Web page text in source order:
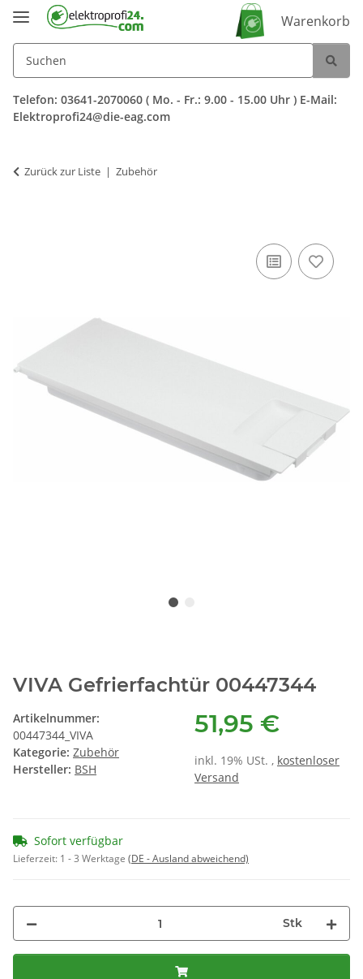
Warenkorb
Telefon: 03641-2070060 ( Mo. - Fr.: 9.00 - 15.00 Uhr ) E-Mail:
Elektroprofi24@die-eag.com
Zurück zur Liste Zubehör
VIVA Gefrierfachtür 00447344
Artikelnummer:
00447344_VIVA
Kategorie: Zubehör
Hersteller: BSH
51,95 €
inkl. 19% USt. , kostenloser
Versand
Sofort verfügbar
Lieferzeit: 1 - 3 Werktage (DE - Ausland abweichend)
Stk